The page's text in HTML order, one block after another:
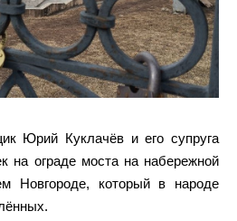
Юрий Куклачёв и его супруга
на ограде моста на набережной
Новгороде, который в народе